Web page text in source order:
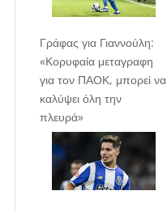
Γράφας για Γιαννούλη:
«Κορυφαία μεταγραφη
για τον ΠΑΟΚ, μπορεί να
καλύψει όλη την
πλευρά»